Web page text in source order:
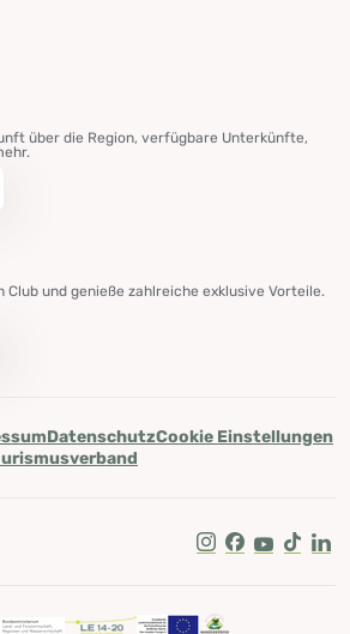
über die Region, verfügbare Unterkünfte,
Club und genieße zahlreiche exklusive Vorteile.
DatenschutzCookie Einstellungen
Instagram
Facebook
Youtube
Tik Tok